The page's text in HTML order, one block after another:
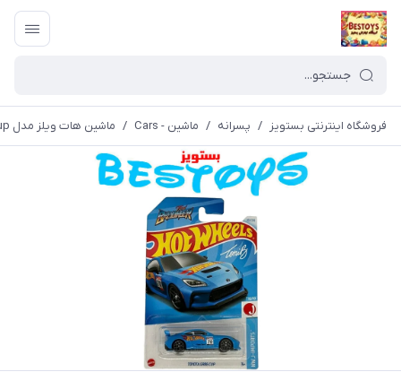
فروشگاه اینترنتی بستویز / پسرانه / ماشین - Cars / ماشین هات ویلز مدل Toyota GR86 Cup